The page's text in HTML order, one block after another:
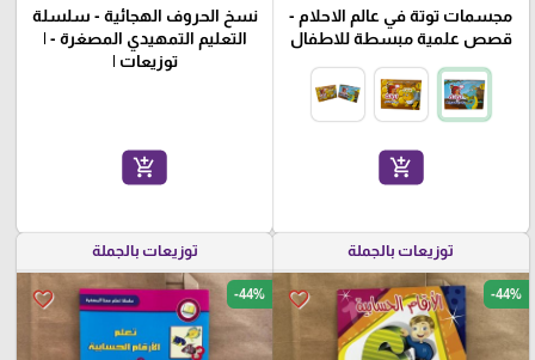
مجسمات توتة في عالم الاحلام -
قصص علمية مبسطة للاطفال
add_shopping_cart
نسخ الحروف الهجائية - سلسلة
التعليم التمهيدي المصغرة - |
توزيعات |
add_shopping_cart
توزيعات بالجملة
favorite_border -44%
توزيعات بالجملة
favorite_border -44%